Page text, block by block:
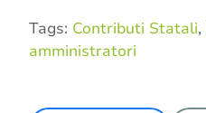
Tags: Contributi Statali,
amministratori